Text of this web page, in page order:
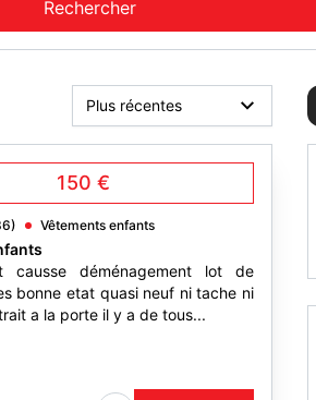
150 €
Vêtements enfants
causse déménagement lot de
bonne etat quasi neuf ni tache ni
a la porte il y a de tous...